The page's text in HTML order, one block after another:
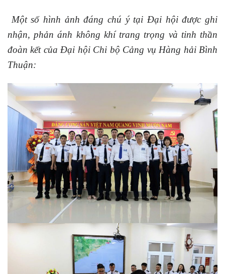
Một số hình ảnh đáng chú ý tại Đại hội được ghi
nhận, phản ánh không khí trang trọng và tinh thần
đoàn kết của Đại hội Chi bộ Cảng vụ Hàng hải Bình
Thuận: